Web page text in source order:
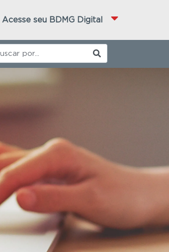
Acesse seu BDMG Digital